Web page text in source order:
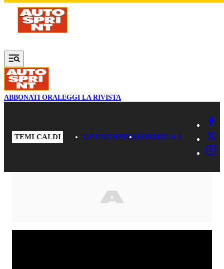
Vai al contenuto principale
ABBONATI ORALEGGI LA RIVISTA
TEMI CALDI GP UNGHERIAFORMULA 1